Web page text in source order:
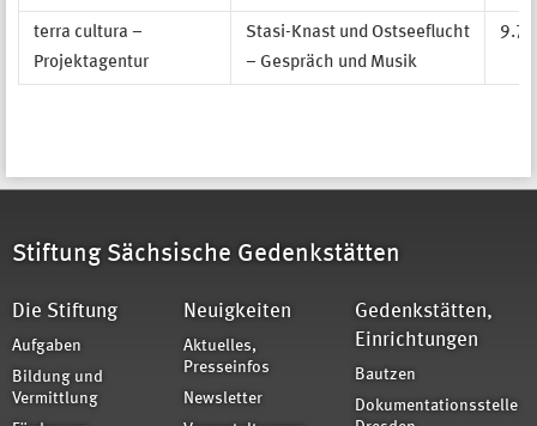
terra cultura –
Projektagentur
Stasi-Knast und Ostseeflucht
– Gespräch und Musik
Stiftung Sächsische Gedenkstätten
Die Stiftung
Aufgaben
Bildung und
Vermittlung
Neuigkeiten
Aktuelles,
Presseinfos
Newsletter
Gedenkstätten,
Einrichtungen
Bautzen
Dokumentationsstelle